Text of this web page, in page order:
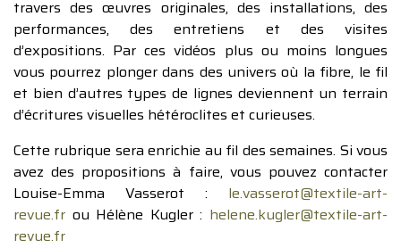
travers des œuvres originales, des installations, des
performances, des entretiens et des visites
d’expositions. Par ces vidéos plus ou moins longues
vous pourrez plonger dans des univers où la fibre, le fil
et bien d’autres types de lignes deviennent un terrain
d’écritures visuelles hétéroclites et curieuses.
Cette rubrique sera enrichie au fil des semaines. Si vous
avez des propositions à faire, vous pouvez contacter
Louise-Emma Vasserot : le.vasserot@textile-art-
revue.fr ou Hélène Kugler : helene.kugler@textile-art-
revue.fr